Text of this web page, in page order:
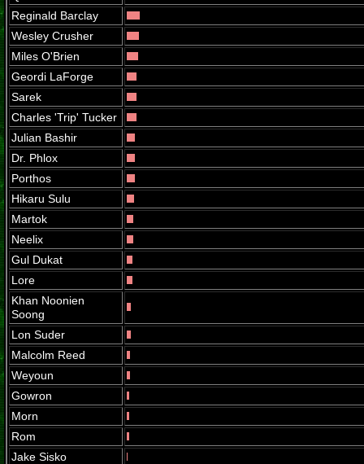
Reginald Barclay
Wesley Crusher
Miles O'Brien
Geordi LaForge
Sarek
Charles 'Trip' Tucker
Julian Bashir
Dr. Phlox
Porthos
Hikaru Sulu
Martok
Neelix
Gul Dukat
Lore
Khan Noonien
Soong
Lon Suder
Malcolm Reed
Weyoun
Gowron
Morn
Rom
Jake Sisko